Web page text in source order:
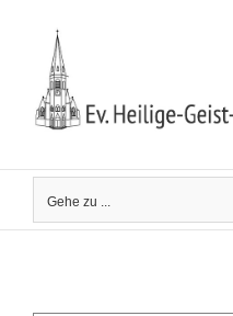
springen
Gehe zu ...